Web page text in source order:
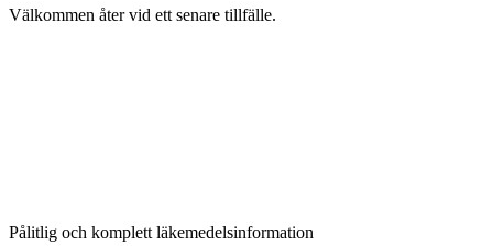
Välkommen åter vid ett senare tillfälle.
Pålitlig och komplett läkemedelsinformation